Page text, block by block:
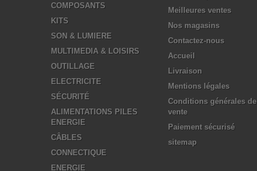
COMPOSANTS
KITS
SON & LUMIERE
MULTIMEDIA & LOISIRS
OUTILLAGE
ELECTRICITE
SÉCURITÉ
ALIMENTATIONS PILES
ENERGIE
CÂBLES
CONNECTIQUE
ENERGIE
Meilleures ventes
Nos magasins
Contactez-nous
Accueil
Livraison
Mentions légales
Conditions générales de
vente
Paiement sécurisé
sitemap